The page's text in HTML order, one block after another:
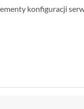
konfiguracji